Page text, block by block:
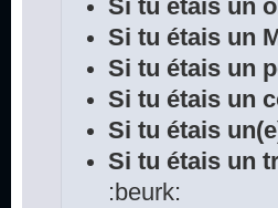
Si tu étais un
Si tu étais un
Si tu étais un
Si tu étais un
Si tu étais
Si tu étais un
:beurk: